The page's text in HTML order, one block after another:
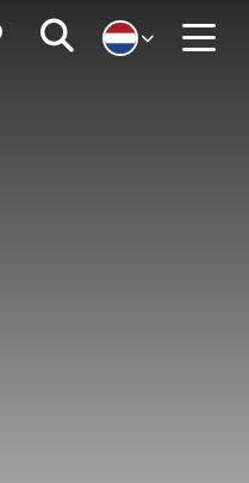
FavorietenZoeken